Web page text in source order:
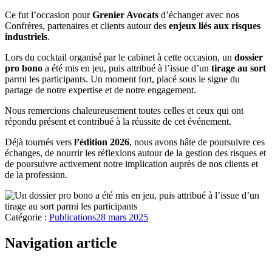
Ce fut l’occasion pourGrenier Avocats d’échanger avec nos
Confrères, partenaires et clients autour des enjeux liés aux risques
industriels.
Lors du cocktail organisé par le cabinet à cette occasion, un dossier
pro bono a été mis en jeu, puis attribué à l’issue d’un tirage au sort
parmi les participants. Un moment fort, placé sous le signe du
partage de notre expertise et de notre engagement.
Nous remercions chaleureusement toutes celles et ceux qui ont
répondu présent et contribué à la réussite de cet événement.
Déjà tournés vers l’édition 2026, nous avons hâte de poursuivre ces
échanges, de nourrir les réflexions autour de la gestion des risques et
de poursuivre activement notre implication auprès de nos clients et
de la profession.
Catégorie : Publications28 mars 2025
Navigation article